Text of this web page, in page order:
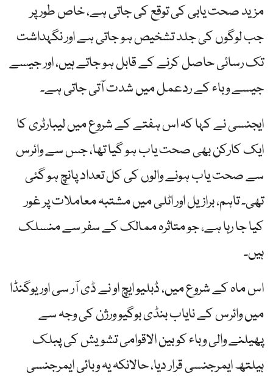
مزید صحت یابی کی توقع کی جاتی ہے، خاص طور پر
جب لوگوں کی جلد تشخیص ہو جاتی ہے اور نگہداشت
تک رسائی حاصل کرنے کے قابل ہو جاتے ہیں، اور جیسے
جیسے وباء کے ردعمل میں شدت آتی جاتی ہے۔
ایجنسی نے کہا کہ اس ہفتے کے شروع میں لیبارٹری کا
ایک کارکن بھی صحت یاب ہو گیا تھا، جس سے وائرس
سے صحت یاب ہونے والوں کی کل تعداد پانچ ہو گئی
تھی۔ تاہم، برازیل اور اٹلی میں مشتبہ معاملات پر غور
کیا جا رہا ہے، جو متاثرہ ممالک کے سفر سے منسلک
ہیں۔
اس ماہ کے شروع میں، ڈبلیو ایچ او نے ڈی آر سی اور یوگنڈا
میں وائرس کے نایاب بنڈی بوگیو ورژن کی وجہ سے
پھیلنے والی وباء کو بین الاقوامی تشویش کی پبلک
ہیلتھ ایمرجنسی قرار دیا، حالانکہ یہ وبائی ایمرجنسی